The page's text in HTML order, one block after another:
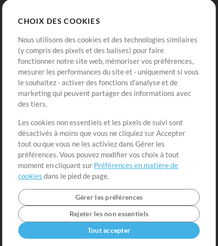
Modèles ProPresenter
Sons
Boutique
Acheter des crédits
Contenu gratuit
Demander les pistes
Extras
Sessions
Soumettre votre contenu
Listes de lecture
Conférence MT
Compte
Connexion
S'inscrire
CHOIX DES COOKIES
Nous utilisons des cookies et des technologies similaires
(y compris des pixels et des balises) pour faire
fonctionner notre site web, mémoriser vos préférences,
mesurer les performances du site et - uniquement si vous
le souhaitez - activer des fonctions d'analyse et de
marketing qui peuvent partager des informations avec
des tiers.
Les cookies non essentiels et les pixels de suivi sont
désactivés à moins que vous ne cliquiez sur Accepter
tout ou que vous ne les activiez dans Gérer les
préférences. Vous pouvez modifier vos choix à tout
moment en cliquant sur Préférences en matière de
cookies dans le pied de page.
Gérer les préférences
Rejeter les non essentiels
Tout accepter